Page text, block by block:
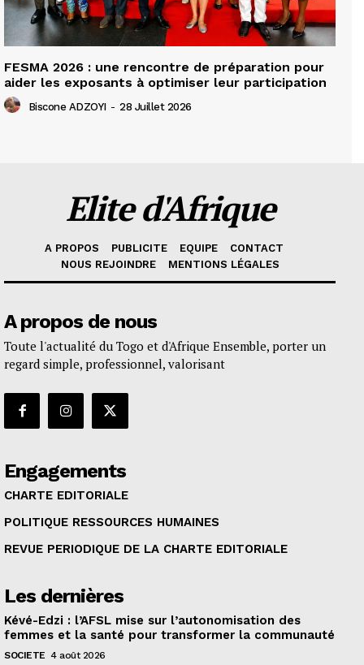
FESMA 2026 : une rencontre de préparation pour
aider les exposants à optimiser leur participation
Biscone ADZOYI - 28 Juillet 2026
Elite d'Afrique
A PROPOS PUBLICITE EQUIPE
CONTACT
NOUS REJOINDRE
MENTIONS LÉGALES
A propos de nous
Toute l'actualité du Togo et d'Afrique Ensemble, porter un
regard simple, professionnel, valorisant
Engagements
CHARTE EDITORIALE
POLITIQUE RESSOURCES HUMAINES
REVUE PERIODIQUE DE LA CHARTE EDITORIALE
Les dernières
Kévé-Edzi : l’AFSL mise sur l’autonomisation des
femmes et la santé pour transformer la communauté
SOCIETE 4 août 2026